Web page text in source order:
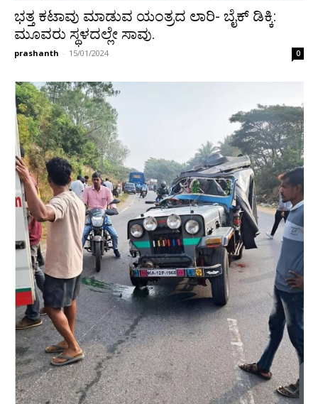
ಭತ್ತ ಕಟಾವು ಮಾಡುವ ಯಂತ್ರದ ಲಾರಿ- ಬೈಕ್ ಡಿಕ್ಕಿ:
ಮೂವರು ಸ್ಥಳದಲ್ಲೇ ಸಾವು.
prashanth - 15/01/2024 0